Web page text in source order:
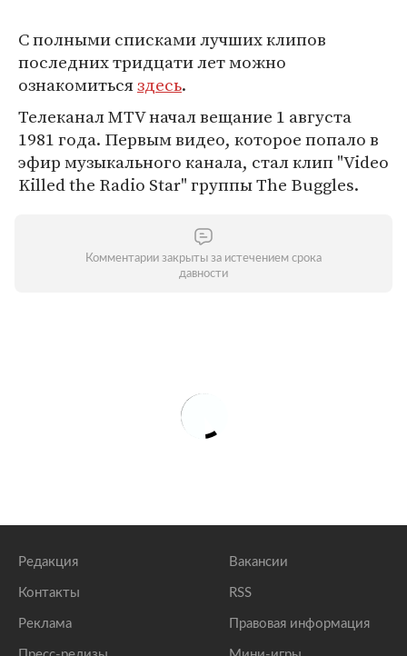
С полными списками лучших клипов
последних тридцати лет можно
ознакомитьсяздесь.
Телеканал MTV начал вещание 1 августа
1981 года. Первым видео, которое попало в
эфир музыкального канала, стал клип "Video
Killed the Radio Star" группы The Buggles.
Комментарии закрыты за истечением срока
давности
Редакция
Контакты
Реклама
Вакансии
RSS
Правовая информация